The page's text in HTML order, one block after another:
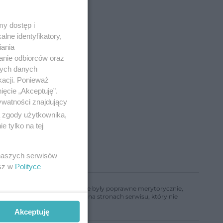
informacje w nim zawarte były poprawne merytorycznie,
informacji zamieszczonych na stronach serwisu, który nie
dostęp i
identyfikatory,
odbiorców oraz
danych
Ponieważ
„Akceptuję”.
znajdujący
użytkownika,
tylko na tej
serwisów
w Polityce
Akceptuję